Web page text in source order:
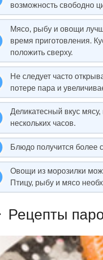
возможность свободно
Мясо, рыбу и овощи
время приготовления.
положить сверху.
Не следует часто
потере пара и
Деликатесный вкус
нескольких часов.
Блюдо получится более
Овощи из морозилки
Птицу, рыбу и мясо
Рецепты